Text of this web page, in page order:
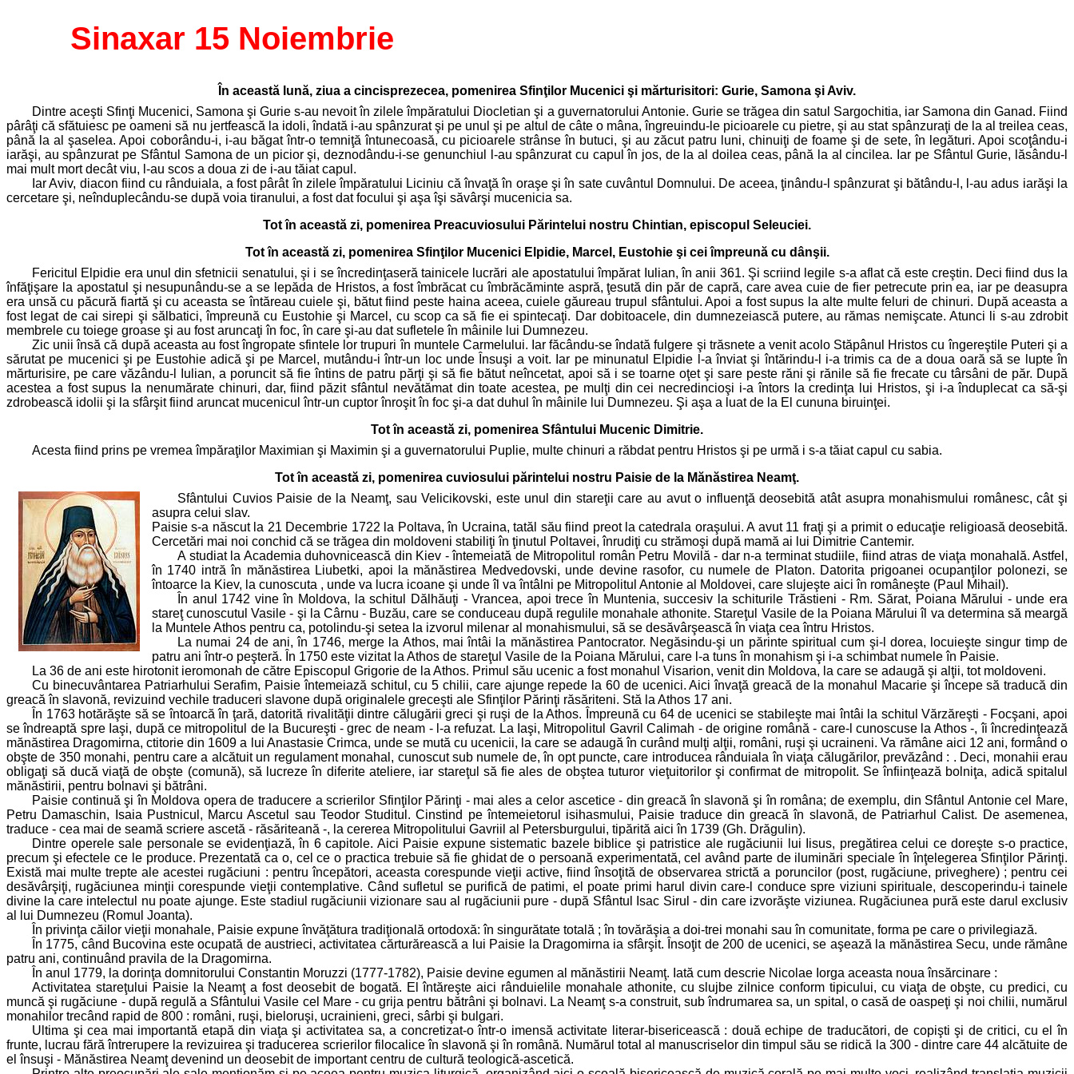
Sinaxar 15 Noiembrie
În această lună, ziua a cincisprezecea, pomenirea Sfinţilor Mucenici şi mărturisitori: Gurie, Samona şi Aviv.
Dintre aceşti Sfinţi Mucenici, Samona şi Gurie s-au nevoit în zilele împăratului Diocletian şi a guvernatorului Antonie. Gurie se trăgea din satul Sargochitia, iar Samona din Ganad. Fiind
pârâţi că sfătuiesc pe oameni să nu jertfească la idoli, îndată i-au spânzurat şi pe unul şi pe altul de câte o mâna, îngreuindu-le picioarele cu pietre, şi au stat spânzuraţi de la al treilea ceas,
până la al şaselea. Apoi coborându-i, i-au băgat într-o temniţă întunecoasă, cu picioarele strânse în butuci, şi au zăcut patru luni, chinuiţi de foame şi de sete, în legături. Apoi scoţându-i
iarăşi, au spânzurat pe Sfântul Samona de un picior şi, deznodându-i-se genunchiul l-au spânzurat cu capul în jos, de la al doilea ceas, până la al cincilea. Iar pe Sfântul Gurie, lăsându-l
mai mult mort decât viu, l-au scos a doua zi de i-au tăiat capul.
Iar Aviv, diacon fiind cu rânduiala, a fost pârât în zilele împăratului Liciniu că învaţă în oraşe şi în sate cuvântul Domnului. De aceea, ţinându-l spânzurat şi bătându-l, l-au adus iarăşi la
cercetare şi, neînduplecându-se după voia tiranului, a fost dat focului şi aşa îşi săvârşi mucenicia sa.
Tot în această zi, pomenirea Preacuviosului Părintelui nostru Chintian, episcopul Seleuciei.
Tot în această zi, pomenirea Sfinţilor Mucenici Elpidie, Marcel, Eustohie şi cei împreună cu dânşii.
Fericitul Elpidie era unul din sfetnicii senatului, şi i se încredinţaseră tainicele lucrări ale apostatului împărat Iulian, în anii 361. Şi scriind legile s-a aflat că este creştin. Deci fiind dus la
înfăţişare la apostatul şi nesupunându-se a se lepăda de Hristos, a fost îmbrăcat cu îmbrăcăminte aspră, ţesută din păr de capră, care avea cuie de fier petrecute prin ea, iar pe deasupra
era unsă cu păcură fiartă şi cu aceasta se întăreau cuiele şi, bătut fiind peste haina aceea, cuiele găureau trupul sfântului. Apoi a fost supus la alte multe feluri de chinuri. După aceasta a
fost legat de cai sirepi şi sălbatici, împreună cu Eustohie şi Marcel, cu scop ca să fie ei spintecaţi. Dar dobitoacele, din dumnezeiască putere, au rămas nemişcate. Atunci li s-au zdrobit
membrele cu toiege groase şi au fost aruncaţi în foc, în care şi-au dat sufletele în mâinile lui Dumnezeu.
Zic unii însă că după aceasta au fost îngropate sfintele lor trupuri în muntele Carmelului. Iar făcându-se îndată fulgere şi trăsnete a venit acolo Stăpânul Hristos cu îngereştile Puteri şi a
sărutat pe mucenici şi pe Eustohie adică şi pe Marcel, mutându-i într-un loc unde Însuşi a voit. Iar pe minunatul Elpidie l-a înviat şi întărindu-l i-a trimis ca de a doua oară să se lupte în
mărturisire, pe care văzându-l Iulian, a poruncit să fie întins de patru părţi şi să fie bătut neîncetat, apoi să i se toarne oţet şi sare peste răni şi rănile să fie frecate cu târsâni de păr. După
acestea a fost supus la nenumărate chinuri, dar, fiind păzit sfântul nevătămat din toate acestea, pe mulţi din cei necredincioşi i-a întors la credinţa lui Hristos, şi i-a înduplecat ca să-şi
zdrobească idolii şi la sfârşit fiind aruncat mucenicul într-un cuptor înroşit în foc şi-a dat duhul în mâinile lui Dumnezeu. Şi aşa a luat de la El cununa biruinţei.
Tot în această zi, pomenirea Sfântului Mucenic Dimitrie.
Acesta fiind prins pe vremea împăraţilor Maximian şi Maximin şi a guvernatorului Puplie, multe chinuri a răbdat pentru Hristos şi pe urmă i s-a tăiat capul cu sabia.
Tot în această zi, pomenirea cuviosului părintelui nostru Paisie de la Mănăstirea Neamţ.
Sfântului Cuvios Paisie de la Neamţ, sau Velicikovski, este unul din stareţii care au avut o influenţă deosebită atât asupra monahismului românesc, cât şi
asupra celui slav.
Paisie s-a născut la 21 Decembrie 1722 la Poltava, în Ucraina, tatăl său fiind preot la catedrala oraşului. A avut 11 fraţi şi a primit o educaţie religioasă deosebită.
Cercetări mai noi conchid că se trăgea din moldoveni stabiliţi în ţinutul Poltavei, înrudiţi cu strămoşi după mamă ai lui Dimitrie Cantemir.
A studiat la Academia duhovnicească din Kiev - întemeiată de Mitropolitul român Petru Movilă - dar n-a terminat studiile, fiind atras de viaţa monahală. Astfel,
în 1740 intră în mănăstirea Liubetki, apoi la mănăstirea Medvedovski, unde devine rasofor, cu numele de Platon. Datorita prigoanei ocupanţilor polonezi, se
întoarce la Kiev, la cunoscuta , unde va lucra icoane şi unde îl va întâlni pe Mitropolitul Antonie al Moldovei, care slujeşte aici în româneşte (Paul Mihail).
În anul 1742 vine în Moldova, la schitul Dălhăuţi - Vrancea, apoi trece în Muntenia, succesiv la schiturile Trăstieni - Rm. Sărat, Poiana Mărului - unde era
stareţ cunoscutul Vasile - şi la Cârnu - Buzău, care se conduceau după regulile monahale athonite. Stareţul Vasile de la Poiana Mărului îl va determina să meargă
la Muntele Athos pentru ca, potolindu-şi setea la izvorul milenar al monahismului, să se desăvârşească în viaţa cea întru Hristos.
La numai 24 de ani, în 1746, merge la Athos, mai întâi la mănăstirea Pantocrator. Negăsindu-şi un părinte spiritual cum şi-l dorea, locuieşte singur timp de
patru ani într-o peşteră. În 1750 este vizitat la Athos de stareţul Vasile de la Poiana Mărului, care l-a tuns în monahism şi i-a schimbat numele în Paisie.
La 36 de ani este hirotonit ieromonah de către Episcopul Grigorie de la Athos. Primul său ucenic a fost monahul Visarion, venit din Moldova, la care se adaugă şi alţii, tot moldoveni.
Cu binecuvântarea Patriarhului Serafim, Paisie întemeiază schitul, cu 5 chilii, care ajunge repede la 60 de ucenici. Aici învaţă greacă de la monahul Macarie şi începe să traducă din
greacă în slavonă, revizuind vechile traduceri slavone după originalele greceşti ale Sfinţilor Părinţi răsăriteni. Stă la Athos 17 ani.
În 1763 hotărăşte să se întoarcă în ţară, datorită rivalităţii dintre călugării greci şi ruşi de la Athos. Împreună cu 64 de ucenici se stabileşte mai întâi la schitul Vărzăreşti - Focşani, apoi
se îndreaptă spre Iaşi, după ce mitropolitul de la Bucureşti - grec de neam - l-a refuzat. La Iaşi, Mitropolitul Gavril Calimah - de origine română - care-l cunoscuse la Athos -, îi încredinţează
mănăstirea Dragomirna, ctitorie din 1609 a lui Anastasie Crimca, unde se mută cu ucenicii, la care se adaugă în curând mulţi alţii, români, ruşi şi ucraineni. Va rămâne aici 12 ani, formând o
obşte de 350 monahi, pentru care a alcătuit un regulament monahal, cunoscut sub numele de, în opt puncte, care introducea rânduiala în viaţa călugărilor, prevăzând : . Deci, monahii erau
obligaţi să ducă viaţă de obşte (comună), să lucreze în diferite ateliere, iar stareţul să fie ales de obştea tuturor vieţuitorilor şi confirmat de mitropolit. Se înfiinţează bolniţa, adică spitalul
mănăstirii, pentru bolnavi şi bătrâni.
Paisie continuă şi în Moldova opera de traducere a scrierilor Sfinţilor Părinţi - mai ales a celor ascetice - din greacă în slavonă şi în româna; de exemplu, din Sfântul Antonie cel Mare,
Petru Damaschin, Isaia Pustnicul, Marcu Ascetul sau Teodor Studitul. Cinstind pe întemeietorul isihasmului, Paisie traduce din greacă în slavonă, de Patriarhul Calist. De asemenea,
traduce - cea mai de seamă scriere ascetă - răsăriteană -, la cererea Mitropolitului Gavriil al Petersburgului, tipărită aici în 1739 (Gh. Drăgulin).
Dintre operele sale personale se evidenţiază, în 6 capitole. Aici Paisie expune sistematic bazele biblice şi patristice ale rugăciunii lui Iisus, pregătirea celui ce doreşte s-o practice,
precum şi efectele ce le produce. Prezentată ca o, cel ce o practica trebuie să fie ghidat de o persoană experimentată, cel având parte de iluminări speciale în înţelegerea Sfinţilor Părinţi.
Există mai multe trepte ale acestei rugăciuni : pentru începători, aceasta corespunde vieţii active, fiind însoţită de observarea strictă a poruncilor (post, rugăciune, priveghere) ; pentru cei
desăvârşiţi, rugăciunea minţii corespunde vieţii contemplative. Când sufletul se purifică de patimi, el poate primi harul divin care-l conduce spre viziuni spirituale, descoperindu-i tainele
divine la care intelectul nu poate ajunge. Este stadiul rugăciunii vizionare sau al rugăciunii pure - după Sfântul Isac Sirul - din care izvorăşte viziunea. Rugăciunea pură este darul exclusiv
al lui Dumnezeu (Romul Joanta).
În privinţa căilor vieţii monahale, Paisie expune învăţătura tradiţională ortodoxă: în singurătate totală ; în tovărăşia a doi-trei monahi sau în comunitate, forma pe care o privilegiază.
În 1775, când Bucovina este ocupată de austrieci, activitatea cărturărească a lui Paisie la Dragomirna ia sfârşit. Însoţit de 200 de ucenici, se aşează la mănăstirea Secu, unde rămâne
patru ani, continuând pravila de la Dragomirna.
În anul 1779, la dorinţa domnitorului Constantin Moruzzi (1777-1782), Paisie devine egumen al mănăstirii Neamţ. Iată cum descrie Nicolae Iorga aceasta noua însărcinare :
Activitatea stareţului Paisie la Neamţ a fost deosebit de bogată. El întăreşte aici rânduielile monahale athonite, cu slujbe zilnice conform tipicului, cu viaţa de obşte, cu predici, cu
muncă şi rugăciune - după regulă a Sfântului Vasile cel Mare - cu grija pentru bătrâni şi bolnavi. La Neamţ s-a construit, sub îndrumarea sa, un spital, o casă de oaspeţi şi noi chilii, numărul
monahilor trecând rapid de 800 : români, ruşi, bieloruşi, ucrainieni, greci, sârbi şi bulgari.
Ultima şi cea mai importantă etapă din viaţa şi activitatea sa, a concretizat-o într-o imensă activitate literar-bisericească : două echipe de traducători, de copişti şi de critici, cu el în
frunte, lucrau fără întrerupere la revizuirea şi traducerea scrierilor filocalice în slavonă şi în română. Numărul total al manuscriselor din timpul său se ridică la 300 - dintre care 44 alcătuite de
el însuşi - Mănăstirea Neamţ devenind un deosebit de important centru de cultură teologică-ascetică.